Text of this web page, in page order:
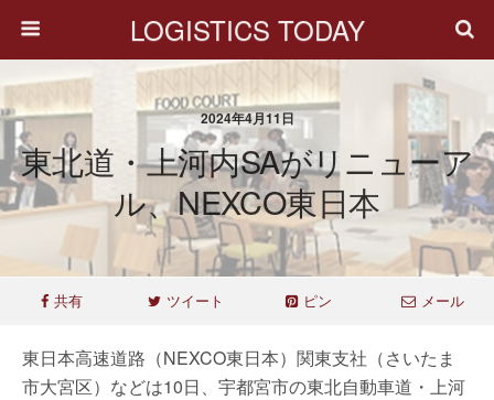
LOGISTICS TODAY
2024年4月11日
東北道・上河内SAがリニューア
ル、NEXCO東日本
共有 ツイート ピン メール
東日本高速道路（NEXCO東日本）関東支社（さいたま
市大宮区）などは10日、宇都宮市の東北自動車道・上河